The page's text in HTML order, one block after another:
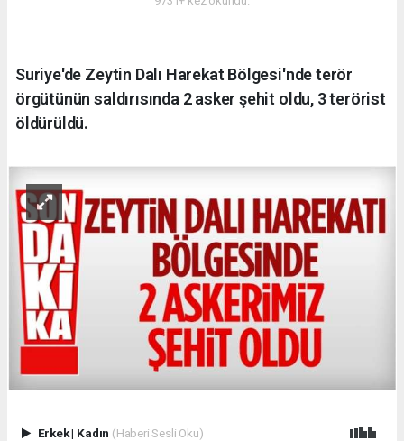
Suriye'de Zeytin Dalı Harekat Bölgesi'nde terör
örgütünün saldırısında 2 asker şehit oldu, 3 terörist
öldürüldü.
Erkek| Kadın (Haberi Sesli Oku)